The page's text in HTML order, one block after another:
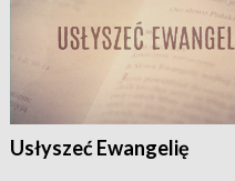
Usłyszeć Ewangelię